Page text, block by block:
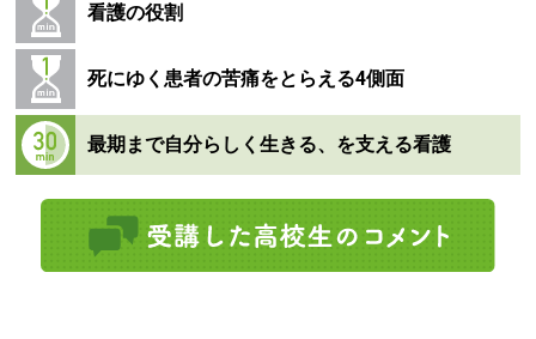
看護の役割
死にゆく患者の苦痛をとらえる4側面
最期まで自分らしく生きる、を支える看護